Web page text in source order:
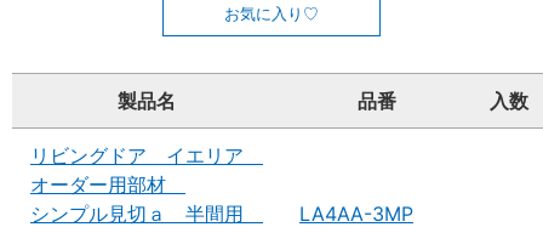
お気に入り
製品名 品番 入数
リビングドア イエリア
オーダー用部材
シンプル見切ａ 半間用
LA4AA-3MP